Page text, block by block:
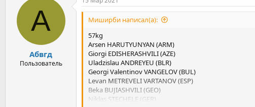
А
Абвгд
Пользователь
Миширби написал(а):
57kg
Arsen HARUTYUNYAN (ARM)
Giorgi EDISHERASHVILI (AZE)
Uladzislau ANDREYEU (BLR)
Georgi Valentinov VANGELOV (BUL)
Levan METREVELI VARTANOV (ESP)
Beka BUJIASHVILI (GEO)
Niklas STECHELE (GER)